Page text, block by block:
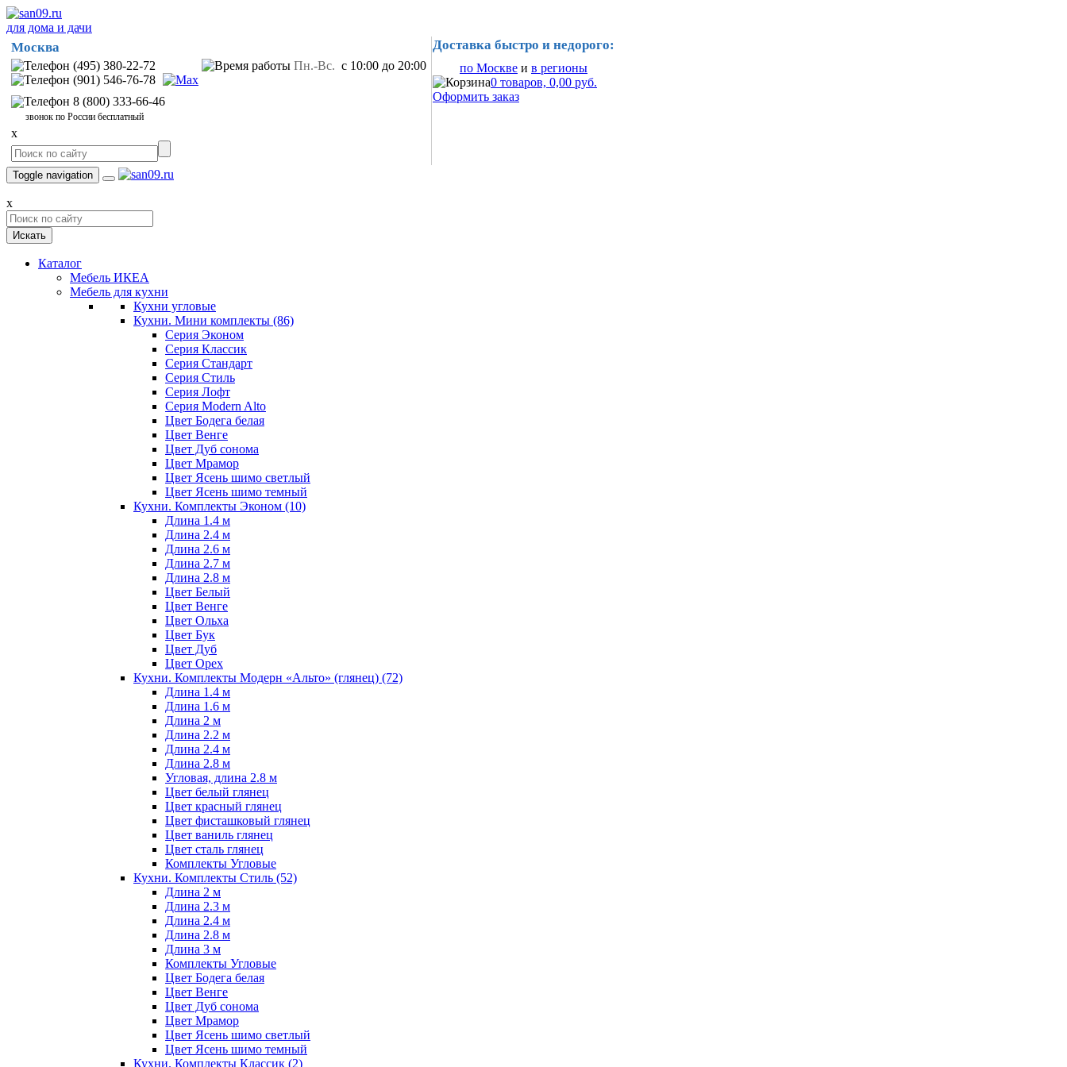
для дома и дачи
Москва
(495) 380-22-72
(901) 546-76-78
8 (800) 333-66-46
звонок по России бесплатный
Пн.-Вс. с 10:00 до 20:00
x
Доставка быстро и недорого:
по Москве и в регионы
0 товаров, 0,00 руб.
Оформить заказ
Toggle navigation
x
Искать
Каталог
Мебель ИКЕА
Мебель для кухни
Кухни угловые
Кухни. Мини комплекты (86)
Серия Эконом
Серия Классик
Серия Стандарт
Серия Стиль
Серия Лофт
Серия Modern Alto
Цвет Бодега белая
Цвет Венге
Цвет Дуб сонома
Цвет Мрамор
Цвет Ясень шимо светлый
Цвет Ясень шимо темный
Кухни. Комплекты Эконом (10)
Длина 1.4 м
Длина 2.4 м
Длина 2.6 м
Длина 2.7 м
Длина 2.8 м
Цвет Белый
Цвет Венге
Цвет Ольха
Цвет Бук
Цвет Дуб
Цвет Орех
Кухни. Комплекты Модерн «Альто» (глянец) (72)
Длина 1.4 м
Длина 1.6 м
Длина 2 м
Длина 2.2 м
Длина 2.4 м
Длина 2.8 м
Угловая, длина 2.8 м
Цвет белый глянец
Цвет красный глянец
Цвет фисташковый глянец
Цвет ваниль глянец
Цвет сталь глянец
Комплекты Угловые
Кухни. Комплекты Стиль (52)
Длина 2 м
Длина 2.3 м
Длина 2.4 м
Длина 2.8 м
Длина 3 м
Комплекты Угловые
Цвет Бодега белая
Цвет Венге
Цвет Дуб сонома
Цвет Мрамор
Цвет Ясень шимо светлый
Цвет Ясень шимо темный
Кухни. Комплекты Классик (2)